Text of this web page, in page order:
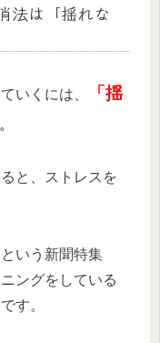
法は「揺れな
いくには、
「揺
と、ストレスを
いう新聞特集
ングをしている
す。